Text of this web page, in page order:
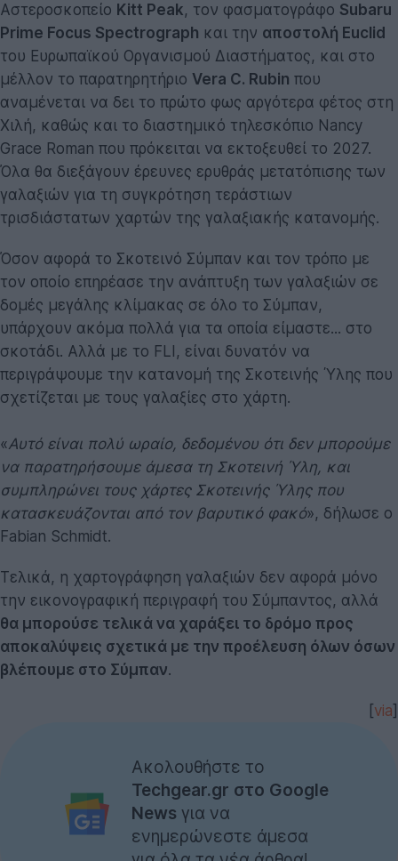
Αστεροσκοπείο Kitt Peak, τον φασματογράφο Subaru
Prime Focus Spectrograph και την αποστολή Euclid
του Ευρωπαϊκού Οργανισμού Διαστήματος, και στο
μέλλον το παρατηρητήριο Vera C. Rubin που
αναμένεται να δει το πρώτο φως αργότερα φέτος στη
Χιλή, καθώς και το διαστημικό τηλεσκόπιο Nancy
Grace Roman που πρόκειται να εκτοξευθεί το 2027.
Όλα θα διεξάγουν έρευνες ερυθράς μετατόπισης των
γαλαξιών για τη συγκρότηση τεράστιων
τρισδιάστατων χαρτών της γαλαξιακής κατανομής.
Όσον αφορά το Σκοτεινό Σύμπαν και τον τρόπο με
τον οποίο επηρέασε την ανάπτυξη των γαλαξιών σε
δομές μεγάλης κλίμακας σε όλο το Σύμπαν,
υπάρχουν ακόμα πολλά για τα οποία είμαστε... στο
σκοτάδι. Αλλά με το FLI, είναι δυνατόν να
περιγράψουμε την κατανομή της Σκοτεινής Ύλης που
σχετίζεται με τους γαλαξίες στο χάρτη.
«Αυτό είναι πολύ ωραίο, δεδομένου ότι δεν μπορούμε
να παρατηρήσουμε άμεσα τη Σκοτεινή Ύλη, και
συμπληρώνει τους χάρτες Σκοτεινής Ύλης που
κατασκευάζονται από τον βαρυτικό φακό», δήλωσε ο
Fabian Schmidt.
Τελικά, η χαρτογράφηση γαλαξιών δεν αφορά μόνο
την εικονογραφική περιγραφή του Σύμπαντος, αλλά
θα μπορούσε τελικά να χαράξει το δρόμο προς
αποκαλύψεις σχετικά με την προέλευση όλων όσων
βλέπουμε στο Σύμπαν.
[via]
Ακολουθήστε το
Techgear.gr στο Google
News για να
ενημερώνεστε άμεσα